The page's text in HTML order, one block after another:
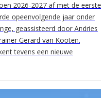
2026-2027 af met de eerste
opeenvolgende jaar onder
geassisteerd door Andries
Gerard van Kooten.
tevens een nieuwe